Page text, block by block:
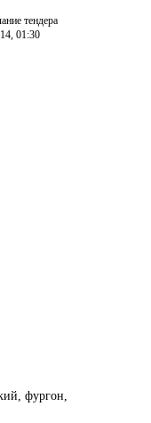
тендера
01:30
фургон,